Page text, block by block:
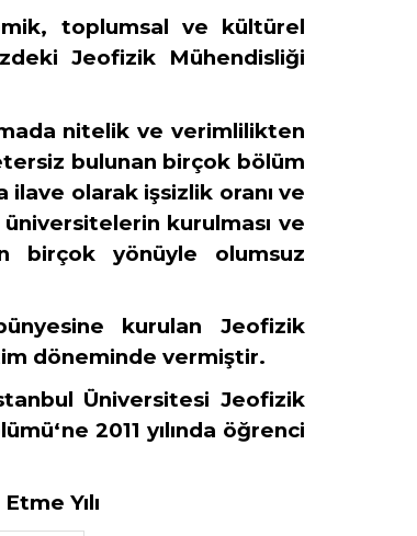
toplumsal ve kültürel
Jeofizik Mühendisliği
nitelik ve verimlilikten
bulunan birçok bölüm
olarak işsizlik oranı ve
kurulması ve
birçok yönüyle olumsuz
kurulan Jeofizik
döneminde vermiştir.
Üniversitesi Jeofizik
2011 yılında öğrenci
Yılı